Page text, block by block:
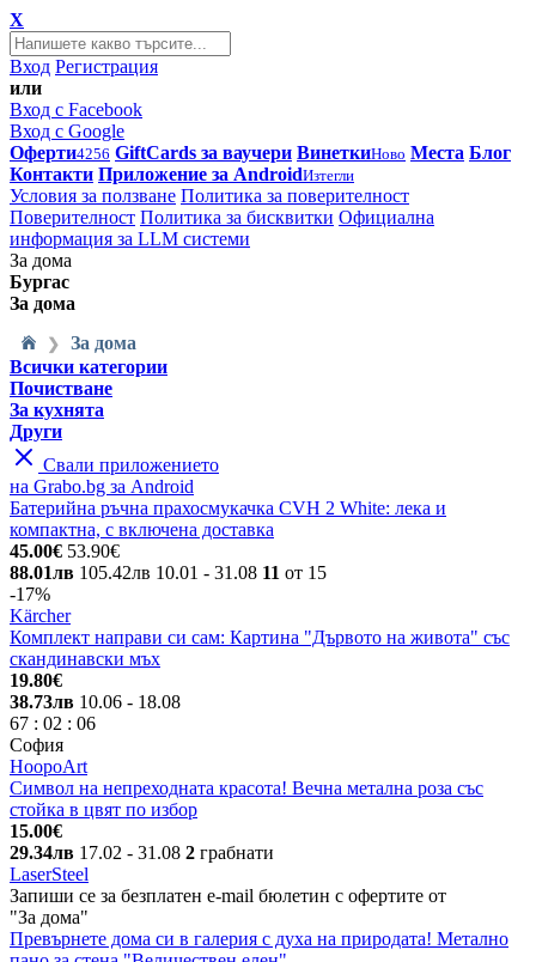
X
Вход Регистрация
или
Вход с Facebook
Вход с Google
Оферти4256 GiftCards за ваучери ВинеткиНово Места Блог
Контакти Приложение за AndroidИзтегли
Условия за ползване Политика за поверителност
Поверителност Политика за бисквитки Официална
информация за LLM системи
За дома
Бургас
За дома
❯
За дома
Всички категории
Почистване
За кухнята
Други
Свали приложението
на Grabo.bg за Android
Батерийна ръчна прахосмукачка CVH 2 White: лека и
компактна, с включена доставка
45.00€ 53.90€
88.01лв 105.42лв 10.01 - 31.08 11 от 15
-17%
Kärcher
Комплект направи си сам: Картина "Дървото на живота" със
скандинавски мъх
19.80€
38.73лв 10.06 - 18.08
67 : 02 : 06
София
HoopoArt
Символ на непреходната красота! Вечна метална роза със
стойка в цвят по избор
15.00€
29.34лв 17.02 - 31.08 2 грабнати
LaserSteel
Запиши се за безплатен e-mail бюлетин с офертите от
"За дома"
Превърнете дома си в галерия с духа на природата! Метално